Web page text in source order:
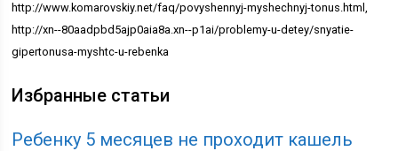
http://www.komarovskiy.net/faq/povyshennyj-myshechnyj-tonus.html,
http://xn--80aadpbd5ajp0aia8a.xn--p1ai/problemy-u-detey/snyatie-
gipertonusa-myshtc-u-rebenka
Избранные статьи
Ребенку 5 месяцев не проходит кашель